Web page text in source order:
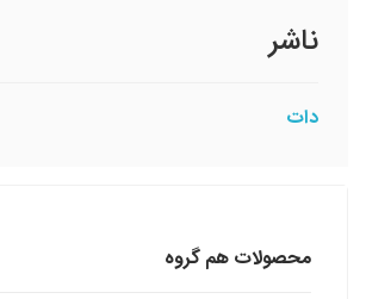
ناشر
دات
محصولات هم گروه